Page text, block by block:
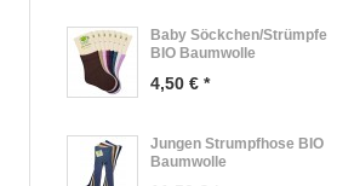
Baby Söckchen/Strümpfe
BIO Baumwolle
4,50 € *
Jungen Strumpfhose BIO
Baumwolle